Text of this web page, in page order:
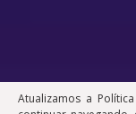
Atualizamos a